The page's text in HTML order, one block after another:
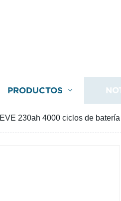
PRODUCTOS
EVE 230ah 4000 ciclos de